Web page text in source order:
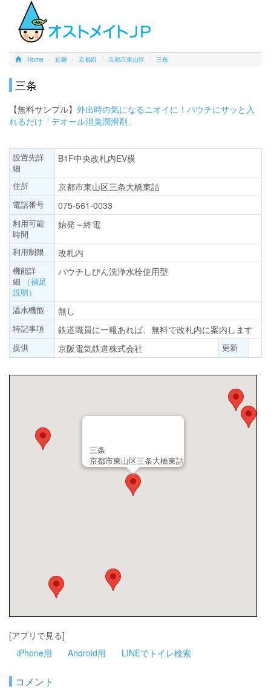
Home 近畿 京都府 京都市東山区 三条
三条
【無料サンプル】 外出時の気になるニオイに！パウチにサッと入
れるだけ「デオール消臭潤滑剤」
設置先詳
細
B1F中央改札内EV横
住所 京都市東山区三条大橋東詰
電話番号 075-561-0033
利用可能
時間
始発～終電
利用制限 改札内
機能詳
細
（補足
説明）
パウチしびん洗浄水栓使用型
温水機能 無し
特記事項 鉄道職員に一報あれば、無料で改札内に案内します
提供 京阪電気鉄道株式会社 更新
三条
京都市東山区三条大橋東詰
[アプリで見る]
iPhone用
Android用 LINEでトイレ検索
コメント